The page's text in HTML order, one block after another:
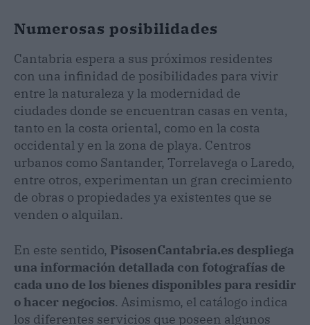
Numerosas posibilidades
Cantabria espera a sus próximos residentes
con una infinidad de posibilidades para vivir
entre la naturaleza y la modernidad de
ciudades donde se encuentran casas en venta,
tanto en la costa oriental, como en la costa
occidental y en la zona de playa. Centros
urbanos como Santander, Torrelavega o Laredo,
entre otros, experimentan un gran crecimiento
de obras o propiedades ya existentes que se
venden o alquilan.
En este sentido, PisosenCantabria.es despliega
una información detallada con fotografías de
cada uno de los bienes disponibles para residir
o hacer negocios. Asimismo, el catálogo indica
los diferentes servicios que poseen algunos